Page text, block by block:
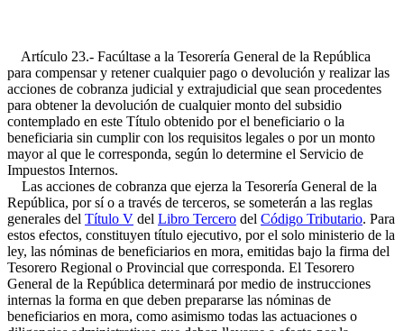
Artículo 23.- Facúltase a la Tesorería General de la República
para compensar y retener cualquier pago o devolución y realizar las
acciones de cobranza judicial y extrajudicial que sean procedentes
para obtener la devolución de cualquier monto del subsidio
contemplado en este Título obtenido por el beneficiario o la
beneficiaria sin cumplir con los requisitos legales o por un monto
mayor al que le corresponda, según lo determine el Servicio de
Impuestos Internos.
Las acciones de cobranza que ejerza la Tesorería General de la
República, por sí o a través de terceros, se someterán a las reglas
generales del Título V del Libro Tercero del Código Tributario. Para
estos efectos, constituyen título ejecutivo, por el solo ministerio de la
ley, las nóminas de beneficiarios en mora, emitidas bajo la firma del
Tesorero Regional o Provincial que corresponda. El Tesorero
General de la República determinará por medio de instrucciones
internas la forma en que deben prepararse las nóminas de
beneficiarios en mora, como asimismo todas las actuaciones o